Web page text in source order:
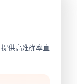
供高准确率直